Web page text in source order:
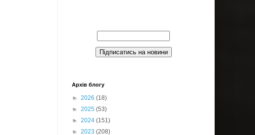
Архів блогу
► 2026 (18)
► 2025 (53)
► 2024 (151)
► 2023 (208)